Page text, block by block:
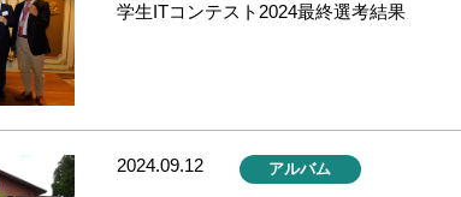
学生ITコンテスト2024最終選考結果
2024.09.12 アルバム